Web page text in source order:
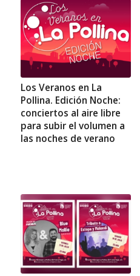
Los Veranos en La
Pollina. Edición Noche:
conciertos al aire libre
para subir el volumen a
las noches de verano